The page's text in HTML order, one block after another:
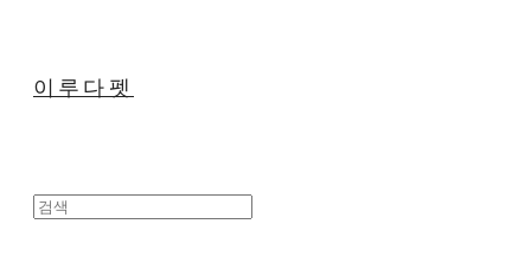
이루다펫